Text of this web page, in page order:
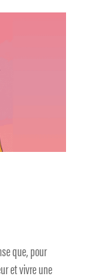
que, pour
et vivre une